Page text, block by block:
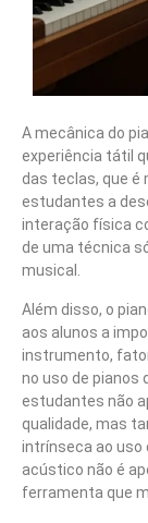
A mecânica do
experiência tátil
das teclas, que é
estudantes a
interação física
de uma técnica
musical.
Além disso, o
aos alunos a
instrumento,
no uso de pianos
estudantes não
qualidade, mas
intrínseca ao uso
acústico não é
ferramenta que